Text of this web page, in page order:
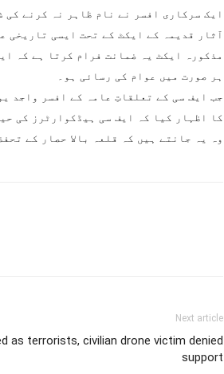
ایک سرکاری افسر نے نام ظاہر نہ کرنے کی
آثار قدیمہ کے ایکٹ کے تحت ایسی تاریخی
مذکورہ ایکٹ یہ ضمانت فرام کرتا ہے کہ
ہر صورت میں عوام کی رسائی ہو۔
جب ایف سی کے تعلقاتِ عامہ کے افسر واجد
کا اظہار کیا کہ ایف سی ہیڈکوارٹرز کی
وہ یہ جانتے ہیں کہ قلعہ بالا حصار کے
Next article
as terrorists, civilian drone victim denied
support